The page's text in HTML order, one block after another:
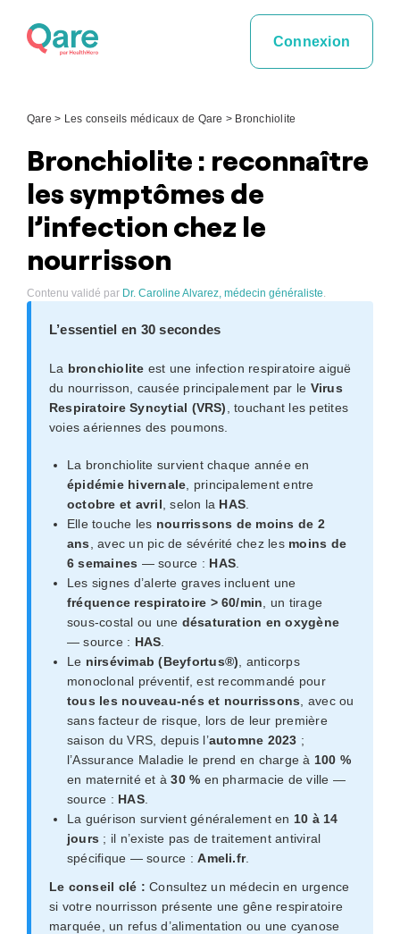
Connexion
Qare > Les conseils médicaux de Qare > Bronchiolite
Bronchiolite : reconnaître
les symptômes de
l’infection chez le
nourrisson
Contenu validé par Dr. Caroline Alvarez, médecin généraliste.
L’essentiel en 30 secondes
La bronchiolite est une infection respiratoire aiguë
du nourrisson, causée principalement par le Virus
Respiratoire Syncytial (VRS)
, touchant les petites
voies aériennes des poumons.
La bronchiolite survient chaque année en
épidémie hivernale , principalement entre
octobre et avril , selon la HAS
Elle touche les nourrissons de moins de 2
ans
, avec un pic de sévérité chez les moins de
6 semaines — source : HAS
Les signes d’alerte graves incluent une
fréquence respiratoire > 60/min , un tirage
sous-costal ou une désaturation en oxygène
— source : HAS
Le nirsévimab (Beyfortus®) , anticorps
monoclonal préventif, est recommandé pour
tous les nouveau-nés et nourrissons , avec ou
sans facteur de risque, lors de leur première
saison du VRS, depuis l’automne 2023 ;
l’Assurance Maladie le prend en charge à 100 %
en maternité et à30 % en pharmacie de ville —
source : HAS.
La guérison survient généralement en 10 à 14
jours ; il n’existe pas de traitement antiviral
spécifique — source :Ameli.fr.
Le conseil clé : Consultez un médecin en urgence
si votre nourrisson présente une gêne respiratoire
marquée, un refus d’alimentation ou une cyanose